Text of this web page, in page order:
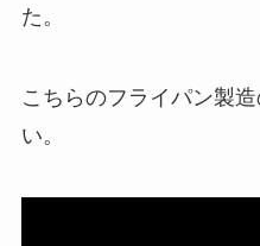
た。
こちらのフライパン製
い。